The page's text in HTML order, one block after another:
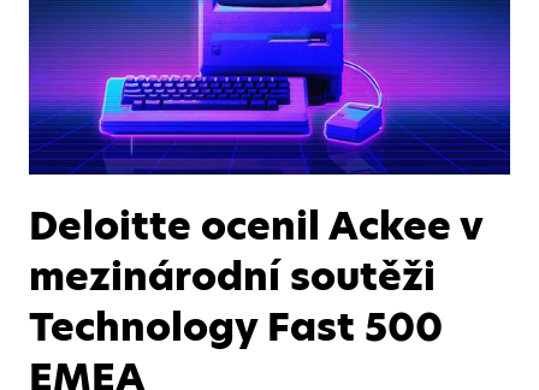
Deloitte ocenil Ackee v
mezinárodní soutěži
Technology Fast 500
EMEA